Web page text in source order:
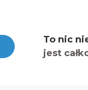
To nic
jest